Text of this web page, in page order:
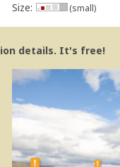
Size: (small)
details. It's free!